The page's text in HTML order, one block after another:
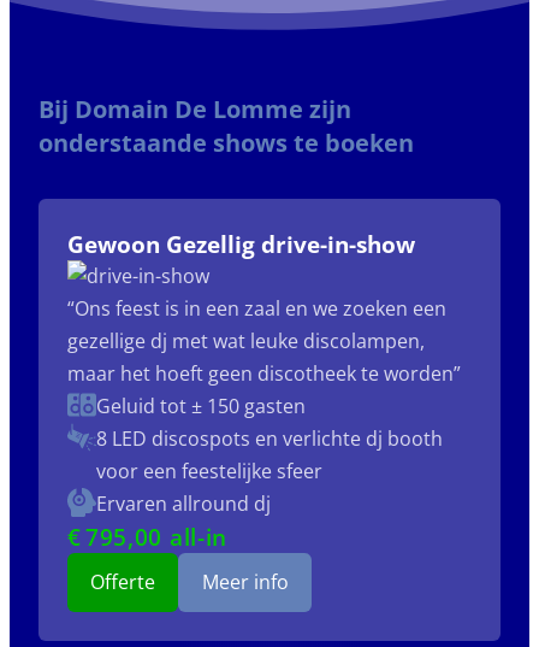
Bij Domain De Lomme zijn
onderstaande shows te boeken
Gewoon Gezellig drive-in-show
“Ons feest is in een zaal en we zoeken een
gezellige dj met wat leuke discolampen,
maar het hoeft geen discotheek te worden”
Geluid tot ± 150 gasten
8 LED discospots en verlichte dj booth
voor een feestelijke sfeer
Ervaren allround dj
€795,00 all-in
Offerte Meer info